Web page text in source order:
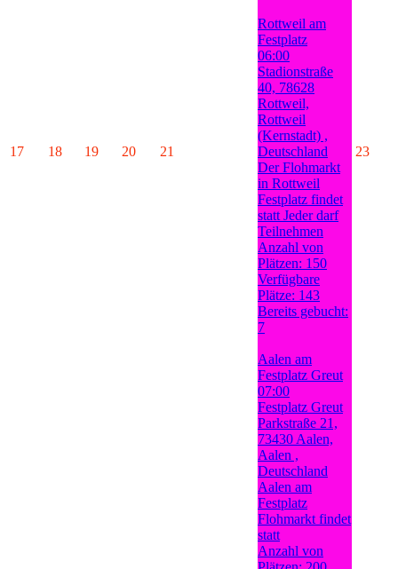
17 18 19 20 21
Rottweil am
Festplatz
06:00
Stadionstraße
40, 78628
Rottweil,
Rottweil
(Kernstadt) ,
Deutschland
Der Flohmarkt
in Rottweil
Festplatz findet
statt Jeder darf
Teilnehmen
Anzahl von
Plätzen: 150
Verfügbare
Plätze: 143
Bereits gebucht:
7
Aalen am
Festplatz Greut
07:00
Festplatz Greut
Parkstraße 21,
73430 Aalen,
Aalen ,
Deutschland
Aalen am
Festplatz
Flohmarkt findet
statt
Anzahl von
23